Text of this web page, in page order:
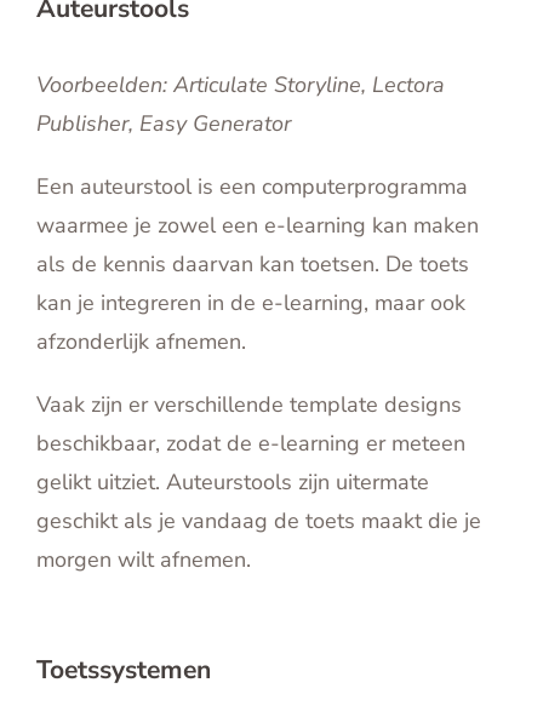
Auteurstools
Voorbeelden: Articulate Storyline, Lectora
Publisher, Easy Generator
Een auteurstool is een computerprogramma
waarmee je zowel een e-learning kan maken
als de kennis daarvan kan toetsen. De toets
kan je integreren in de e-learning, maar ook
afzonderlijk afnemen.
Vaak zijn er verschillende template designs
beschikbaar, zodat de e-learning er meteen
gelikt uitziet. Auteurstools zijn uitermate
geschikt als je vandaag de toets maakt die je
morgen wilt afnemen.
Toetssystemen